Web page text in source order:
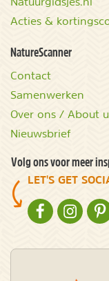
Acties &
NatureScanner
Contact
Samenwerken
Over ons / About
Nieuwsbrief
Volg ons voor meer
LET'S GET